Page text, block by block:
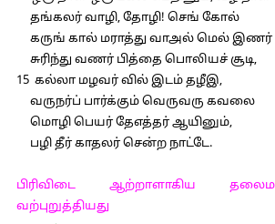
தங்கலர் வாழி, தோழி! செங் கோல்
கருங் கால் மராத்து வாஅல் மெல் இணர்
சுரிந்து வணர் பித்தை பொலியச் சூடி,
15 கல்லா மழவர் வில் இடம் தழீஇ,
வருநர்ப் பார்க்கும் வெருவரு கவலை
மொழி பெயர் தேஎத்தர் ஆயினும்,
பழி தீர் காதலர் சென்ற நாட்டே.
பிரிவிடை ஆற்றாளாகிய
வற்புறுத்தியது